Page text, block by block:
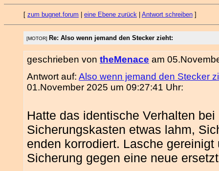
[ zum bugnet.forum eine Ebene zurück Antwort schreiben ]
[MOTOR] Re: Also wenn jemand den Stecker zieht:
geschrieben von theMenace am
Antwort auf: Also wenn jemand den Stecker
01.November 2025 um 09:27:41 Uhr:
Hatte das identische Verhalten
Sicherungskasten etwas lahm,
enden korrodiert. Lasche
Sicherung gegen eine neue